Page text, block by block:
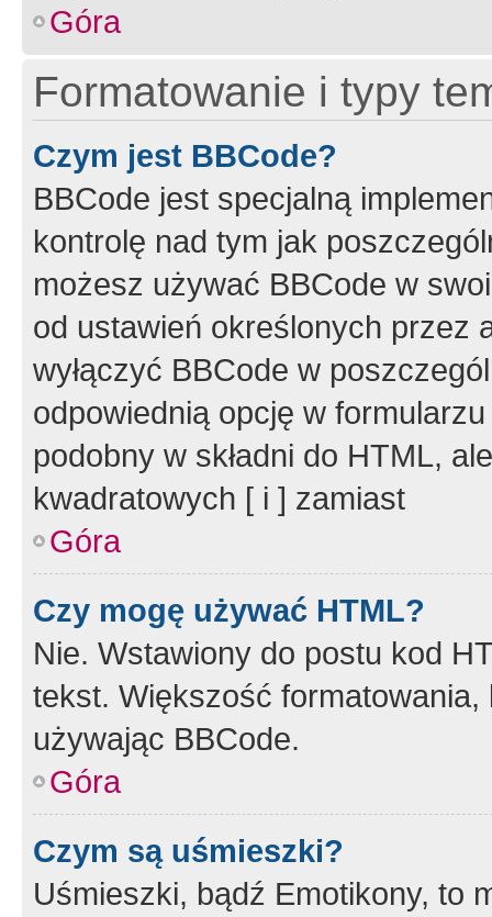
Góra
Formatowanie i typy
Czym jest BBCode?
BBCode jest specjalną
kontrolę nad tym jak
możesz używać BBCode w
od ustawień określonych przez
wyłączyć BBCode w
odpowiednią opcję w
podobny w składni do HTML,
kwadratowych [ i ] zamiast
Góra
Czy mogę używać HTML?
Nie. Wstawiony do postu kod
tekst. Większość
używając BBCode.
Góra
Czym są uśmieszki?
Uśmieszki, bądź Emotikony, to